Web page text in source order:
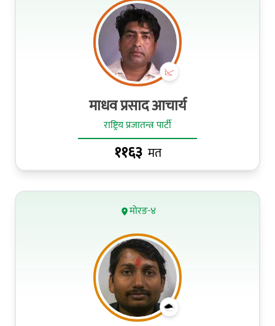
माधव प्रसाद आचार्य
राष्ट्रिय प्रजातन्त्र पार्टी
११६३ मत
मोरङ-४